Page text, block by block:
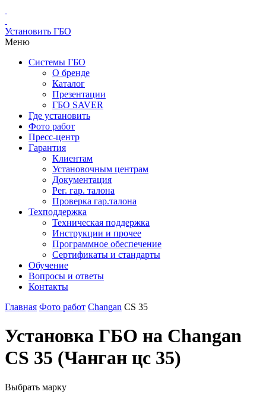
Установить ГБО
Меню
Системы ГБО
О бренде
Каталог
Презентации
ГБО SAVER
Где установить
Фото работ
Пресс-центр
Гарантия
Клиентам
Установочным центрам
Документация
Рег. гар. талона
Проверка гар.талона
Техподдержка
Техническая поддержка
Инструкции и прочее
Программное обеспечение
Сертификаты и стандарты
Обучение
Вопросы и ответы
Контакты
Главная Фото работ Changan CS 35
Установка ГБО на Changan
CS 35 (Чанган цс 35)
Выбрать марку